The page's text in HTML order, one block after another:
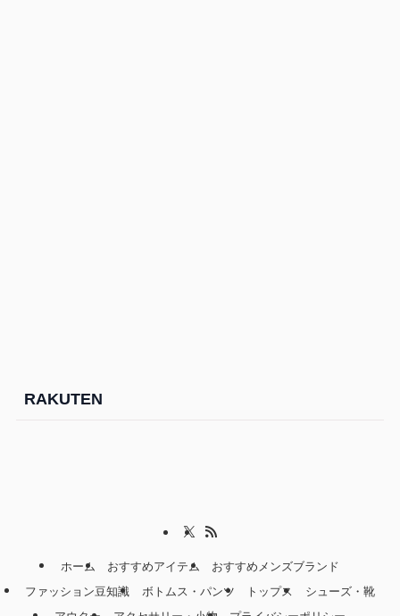
RAKUTEN
ホーム おすすめアイテム
おすすめメンズブランド
ファッション豆知識
ボトムス・パンツ トップス
シューズ・靴